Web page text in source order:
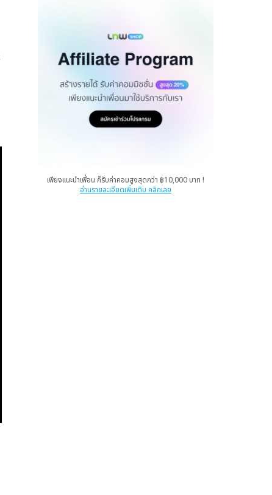
เพียงแนะนำเพื่อน ก็รับค่าคอมสูงสุดกว่า ฿10,000 บาท !
อ่านรายละเอียดเพิ่มเติม คลิกเลย